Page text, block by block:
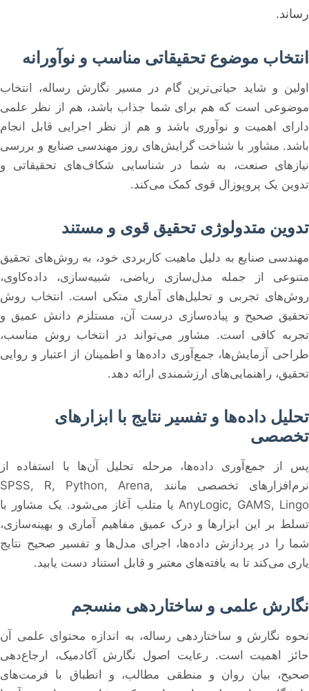
رساند.
انتخاب موضوع تحقیقاتی مناسب و نوآورانه
اولین و شاید حیاتی‌ترین گام در مسیر نگارش رساله، انتخاب
موضوعی است که هم برای شما جذاب باشد، هم از نظر علمی
دارای اهمیت و نوآوری باشد و هم از نظر اجرایی قابل انجام
باشد. مشاور با شناخت گرایش‌های روز مهندسی صنایع و بررسی
نیازهای صنعت، به شما در شناسایی شکاف‌های تحقیقاتی و
تدوین یک پروپوزال قوی کمک می‌کند.
تدوین متدولوژی تحقیق قوی و مستند
مهندسی صنایع به دلیل ماهیت کاربردی خود، به روش‌های تحقیق
متنوعی از جمله مدل‌سازی ریاضی، شبیه‌سازی، داده‌کاوی،
روش‌های تجربی و تحلیل‌های آماری متکی است. انتخاب روش
تحقیق صحیح و پیاده‌سازی درست آن، مستلزم دانش عمیق و
تجربه کافی است. مشاور می‌تواند در انتخاب روش مناسب،
طراحی آزمایش‌ها، جمع‌آوری داده‌ها و اطمینان از اعتبار و روایی
تحقیق، راهنمایی‌های ارزشمندی ارائه دهد.
تحلیل داده‌ها و تفسیر نتایج با ابزارهای
تخصصی
پس از جمع‌آوری داده‌ها، مرحله تحلیل آن‌ها با استفاده از
نرم‌افزارهای تخصصی مانند SPSS, R, Python, Arena,
AnyLogic, GAMS, Lingo یا متلب آغاز می‌شود. یک مشاور با
تسلط بر این ابزارها و درک عمیق مفاهیم آماری و بهینه‌سازی،
شما را در پردازش داده‌ها، اجرای مدل‌ها و تفسیر صحیح نتایج
یاری می‌کند تا به یافته‌های معتبر و قابل استناد دست یابید.
نگارش علمی و ساختاردهی منسجم
نحوه نگارش و ساختاردهی رساله، به اندازه محتوای علمی آن
حائز اهمیت است. رعایت اصول نگارش آکادمیک، ارجاع‌دهی
صحیح، بیان روان و منطقی مطالب، و انطباق با فرمت‌های